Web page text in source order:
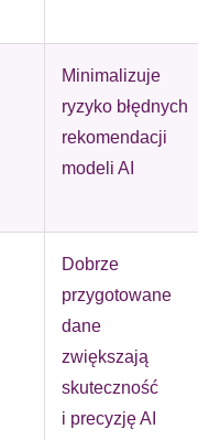
Minimalizuje
ryzyko błędnych
rekomendacji
modeli AI
Dobrze
przygotowane
dane
zwiększają
skuteczność
i precyzję AI